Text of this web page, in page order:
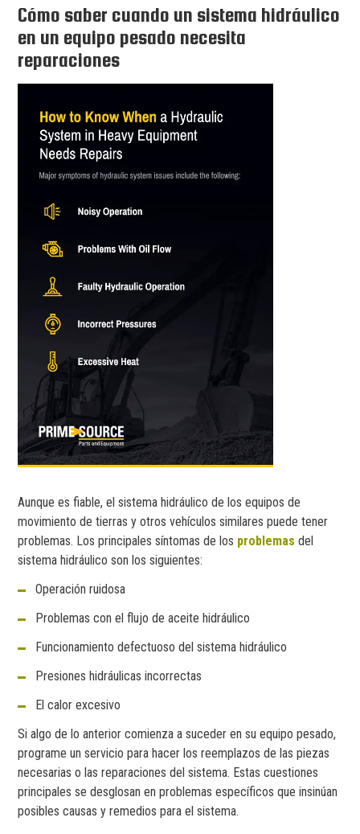
Cómo saber cuando un sistema hidráulico
en un equipo pesado necesita
reparaciones
Aunque es fiable, el sistema hidráulico de los equipos de
movimiento de tierras y otros vehículos similares puede tener
problemas. Los principales síntomas de los problemas del
sistema hidráulico son los siguientes:
Operación ruidosa
Problemas con el flujo de aceite hidráulico
Funcionamiento defectuoso del sistema hidráulico
Presiones hidráulicas incorrectas
El calor excesivo
Si algo de lo anterior comienza a suceder en su equipo pesado,
programe un servicio para hacer los reemplazos de las piezas
necesarias o las reparaciones del sistema. Estas cuestiones
principales se desglosan en problemas específicos que insinúan
posibles causas y remedios para el sistema.